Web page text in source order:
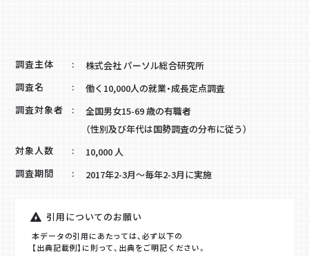
調査主体
株式会社 パーソル総合研究所
調査名
働く10,000人の就業・成長定点調査
調査対象者
全国男女15-69 歳の有職者
（性別及び年代は国勢調査の分布に従う）
対象人数
10,000 人
調査期間
2017年2-3月～毎年2-3月に実施
引用についてのお願い
本データの引用にあたっては、必ず以下の
【出典記載例】に則って、出典をご明記ください。